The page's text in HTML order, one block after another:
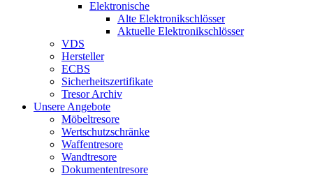
Elektronische
Alte Elektronikschlösser
Aktuelle Elektronikschlösser
VDS
Hersteller
ECBS
Sicherheitszertifikate
Tresor Archiv
Unsere Angebote
Möbeltresore
Wertschutzschränke
Waffentresore
Wandtresore
Dokumententresore